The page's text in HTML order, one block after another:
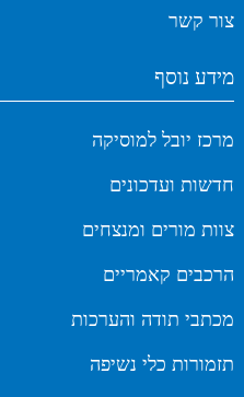
צור קשר
מידע נוסף
מרכז יובל למוסיקה
חדשות ועדכונים
צוות מורים ומנצחים
הרכבים קאמריים
מכתבי תודה והערכות
תזמורות כלי נשיפה